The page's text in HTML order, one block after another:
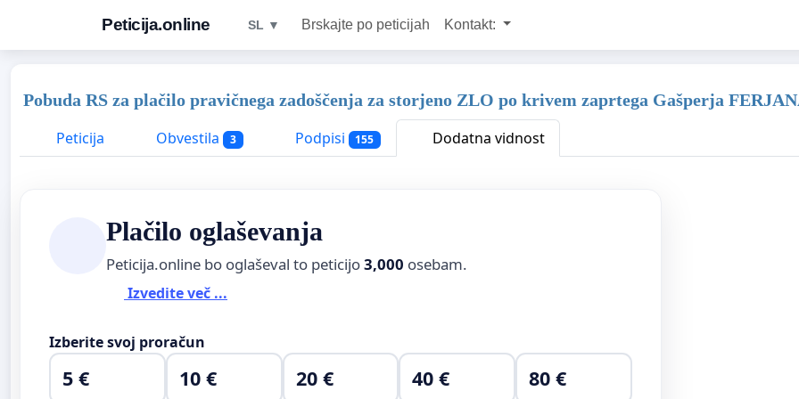
Peticija.online SL ▼ Brskajte po peticijah Kontakt:
Pobuda RS za plačilo pravičnega zadoščenja za storjeno ZLO po krivem zaprtega Gašperja
Peticija
Obvestila 3 Podpisi 155 Dodatna vidnost
Plačilo oglaševanja
Peticija.online bo oglaševal to peticijo3,000 osebam.
Izvedite več ...
Izberite svoj proračun
5 € 10 € 20 € 40 € 80 €